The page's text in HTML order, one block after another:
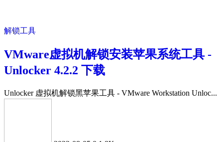
解锁工具
VMware虚拟机解锁安装苹果系统工具 -
Unlocker 4.2.2 下载
Unlocker 虚拟机解锁黑苹果工具 - VMware Workstation Unloc...